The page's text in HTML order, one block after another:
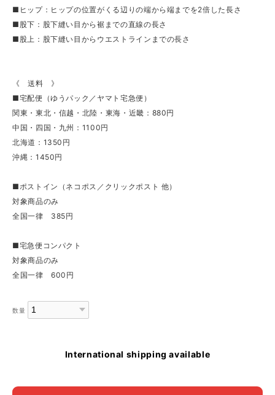
■ヒップ：ヒップの位置がくる辺りの端から端までを2倍した長さ
■股下：股下縫い目から裾までの直線の長さ
■股上：股下縫い目からウエストラインまでの長さ
《 送料 》
■宅配便（ゆうパック／ヤマト宅急便）
関東・東北・信越・北陸・東海・近畿：880円
中国・四国・九州：1100円
北海道：1350円
沖縄：1450円
■ポストイン（ネコポス／クリックポスト 他）
対象商品のみ
全国一律 385円
■宅急便コンパクト
対象商品のみ
全国一律 600円
数量
International shipping available